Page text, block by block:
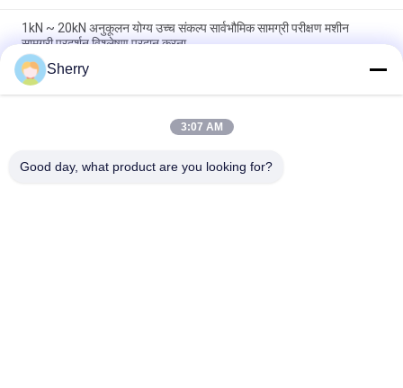
1kN ~ 20kN अनुकूलन योग्य उच्च संकल्प सार्वभौमिक सामग्री परीक्षण मशीन
सामग्री प्रदर्शन विश्लेषण प्रदान करना
बल माप उच्च परिशुद्धता सार्वभौमिक खिंचाव परीक्षण मशीन 1200 मिमी खिंचाव स्ट्रोक
के साथ
यूनिवर्सल टेन्साइल स्ट्रेंथ टेस्टर टेन्साइल टेस्टिंग मशीन डिवाइस नियंत्रण के लिए
Sherry
3:07 AM
Good day, what product are you looking for?